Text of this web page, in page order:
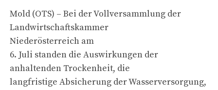
Mold (OTS) – Bei der Vollversammlung der
Landwirtschaftskammer
Niederösterreich am
6. Juli standen die Auswirkungen der
anhaltenden Trockenheit, die
langfristige Absicherung der Wasserversorgung,